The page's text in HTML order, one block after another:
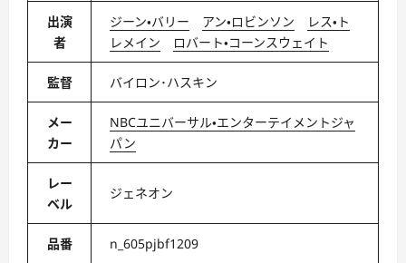
出演
者
ジーン・バリー アン・ロビンソン
レス・ト
レメイン
ロバート・コーンスウェイト
監督 バイロン･ハスキン
メー
カー
NBCユニバーサル・エンターテイメントジャ
パン
レー
ベル
ジェネオン
品番 n_605pjbf1209